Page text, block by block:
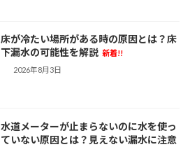
床が冷たい場所がある時の原因とは？床
下漏水の可能性を解説 新着!!
2026年8月3日
水道メーターが止まらないのに水を使っ
ていない原因とは？見えない漏水に注意